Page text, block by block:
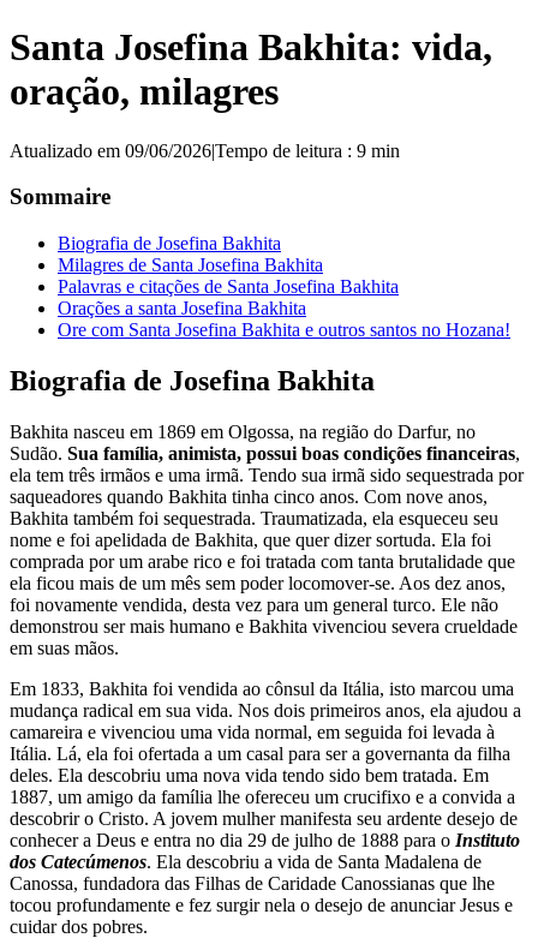
Santa Josefina Bakhita: vida,
oração, milagres
Atualizado em 09/06/2026|Tempo de leitura : 9 min
Sommaire
Biografia de Josefina Bakhita
Milagres de Santa Josefina Bakhita
Palavras e citações de Santa Josefina Bakhita
Orações a santa Josefina Bakhita
Ore com Santa Josefina Bakhita e outros santos no Hozana!
Biografia de Josefina Bakhita
Bakhita nasceu em 1869 em Olgossa, na região do Darfur, no
Sudão. Sua família, animista, possui boas condições financeiras,
ela tem três irmãos e uma irmã. Tendo sua irmã sido sequestrada por
saqueadores quando Bakhita tinha cinco anos. Com nove anos,
Bakhita também foi sequestrada. Traumatizada, ela esqueceu seu
nome e foi apelidada de Bakhita, que quer dizer sortuda. Ela foi
comprada por um arabe rico e foi tratada com tanta brutalidade que
ela ficou mais de um mês sem poder locomover-se. Aos dez anos,
foi novamente vendida, desta vez para um general turco. Ele não
demonstrou ser mais humano e Bakhita vivenciou severa crueldade
em suas mãos.
Em 1833, Bakhita foi vendida ao cônsul da Itália, isto marcou uma
mudança radical em sua vida. Nos dois primeiros anos, ela ajudou a
camareira e vivenciou uma vida normal, em seguida foi levada à
Itália. Lá, ela foi ofertada a um casal para ser a governanta da filha
deles. Ela descobriu uma nova vida tendo sido bem tratada. Em
1887, um amigo da família lhe ofereceu um crucifixo e a convida a
descobrir o Cristo. A jovem mulher manifesta seu ardente desejo de
conhecer a Deus e entra no dia 29 de julho de 1888 para o Instituto
dos Catecúmenos. Ela descobriu a vida de Santa Madalena de
Canossa, fundadora das Filhas de Caridade Canossianas que lhe
tocou profundamente e fez surgir nela o desejo de anunciar Jesus e
cuidar dos pobres.